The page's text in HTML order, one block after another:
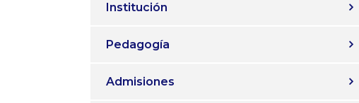
Institución
Pedagogía
Admisiones